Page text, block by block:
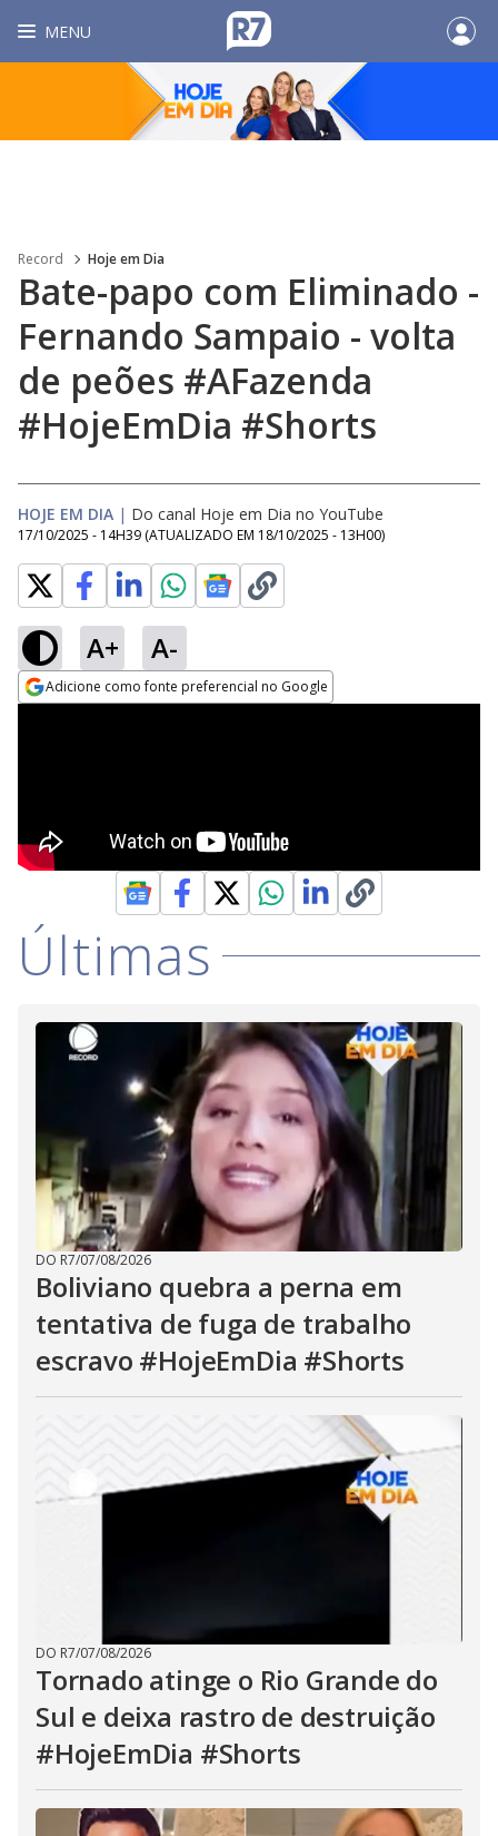
MENU
Record Hoje em Dia
Bate-papo com Eliminado -
Fernando Sampaio - volta
de peões #AFazenda
#HojeEmDia #Shorts
HOJE EM DIA | Do canal Hoje em Dia no YouTube
17/10/2025 - 14H39 (ATUALIZADO EM 18/10/2025 - 13H00)
A+ A-
Adicione como fonte preferencial no Google
Últimas
DO R7/07/08/2026
Boliviano quebra a perna em
tentativa de fuga de trabalho
escravo #HojeEmDia #Shorts
DO R7/07/08/2026
Tornado atinge o Rio Grande do
Sul e deixa rastro de destruição
#HojeEmDia #Shorts